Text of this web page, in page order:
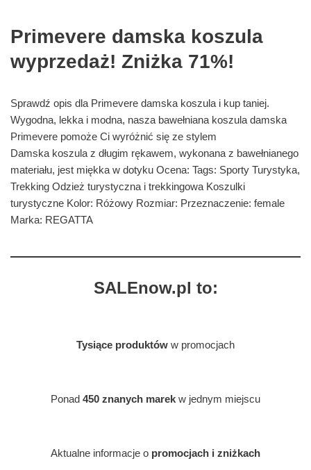
Primevere damska koszula
wyprzedaż! Zniżka 71%!
Sprawdź opis dla Primevere damska koszula i kup taniej.
Wygodna, lekka i modna, nasza bawełniana koszula damska
Primevere pomoże Ci wyróżnić się ze stylem
Damska koszula z długim rękawem, wykonana z bawełnianego
materiału, jest miękka w dotyku Ocena: Tags: Sporty Turystyka,
Trekking Odzież turystyczna i trekkingowa Koszulki
turystyczne Kolor: Różowy Rozmiar: Przeznaczenie: female
Marka: REGATTA
SALEnow.pl to:
Tysiące produktów w promocjach
Ponad 450 znanych marek w jednym miejscu
Aktualne informacje o promocjach i zniżkach